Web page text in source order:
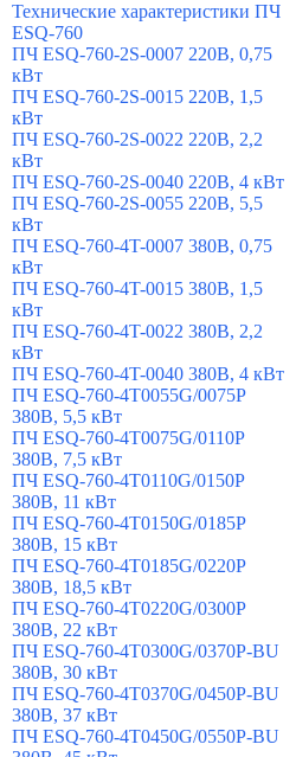
Технические характеристики ПЧ
ESQ-760
ПЧ ESQ-760-2S-0007 220В, 0,75
кВт
ПЧ ESQ-760-2S-0015 220В, 1,5
кВт
ПЧ ESQ-760-2S-0022 220В, 2,2
кВт
ПЧ ESQ-760-2S-0040 220В, 4 кВт
ПЧ ESQ-760-2S-0055 220В, 5,5
кВт
ПЧ ESQ-760-4T-0007 380В, 0,75
кВт
ПЧ ESQ-760-4T-0015 380В, 1,5
кВт
ПЧ ESQ-760-4T-0022 380В, 2,2
кВт
ПЧ ESQ-760-4T-0040 380В, 4 кВт
ПЧ ESQ-760-4T0055G/0075P
380В, 5,5 кВт
ПЧ ESQ-760-4T0075G/0110P
380В, 7,5 кВт
ПЧ ESQ-760-4T0110G/0150P
380В, 11 кВт
ПЧ ESQ-760-4T0150G/0185P
380В, 15 кВт
ПЧ ESQ-760-4T0185G/0220P
380В, 18,5 кВт
ПЧ ESQ-760-4T0220G/0300P
380В, 22 кВт
ПЧ ESQ-760-4T0300G/0370P-BU
380В, 30 кВт
ПЧ ESQ-760-4T0370G/0450P-BU
380В, 37 кВт
ПЧ ESQ-760-4T0450G/0550P-BU